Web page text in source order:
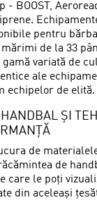
- BOOST,
pentru
de la 33
variată de
ale
echipelor de elită.
ȘI
de
de
care le poți
din aceleași